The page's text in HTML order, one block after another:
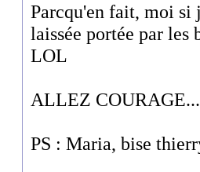
Parcqu'en fait, moi si
laissée portée par
LOL
ALLEZ
PS : Maria, bise